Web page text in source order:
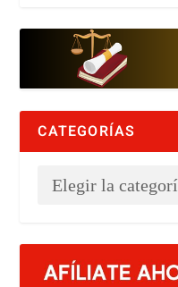
CATEGORÍAS